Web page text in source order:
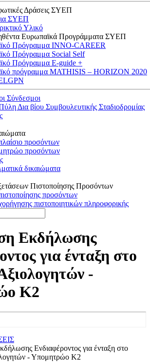
Δράσεις ΣΥΕΠ
ΣΥΕΠ
Υλικό
Ευρωπαϊκά Προγράμματα ΣΥΕΠ
Πρόγραμμα INNO-CAREER
Πρόγραμμα Social Self
Πρόγραμμα E-guide +
πρόγραμμα MATHISIS – HORIZON 2020
Σύνδεσμοι
Δια βίου Συμβουλευτικής Σταδιοδρομίας
προσόντων
προσόντων
δικαιώματα
Πιστοποίησης Προσόντων
προσόντων
πιστοποιητικών πληροφορικής
Εκδήλωσης
για ένταξη στο
-
Κ2
Ενδιαφέροντος για ένταξη στο
- Υπομητρώο Κ2